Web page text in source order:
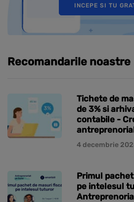
INCEPE SI TU
Recomandarile noastre
Tichete de
de 3% si
contabile -
4 decembrie
Primul
pe intelesul